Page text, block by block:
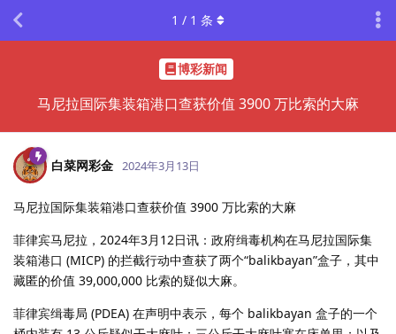
博彩新闻
马尼拉国际集装箱港口查获价值 3900 万比索的大麻
1 / 1 条
白菜网彩金 2024年3月13日
马尼拉国际集装箱港口查获价值 3900 万比索的大麻
菲律宾马尼拉，2024年3月12日讯：政府缉毒机构在马尼拉国际集
装箱港口 (MICP) 的拦截行动中查获了两个“balikbayan”盒子，其中
藏匿的价值 39,000,000 比索的疑似大麻。
菲律宾缉毒局 (PDEA) 在声明中表示，每个 balikbayan 盒子的一个